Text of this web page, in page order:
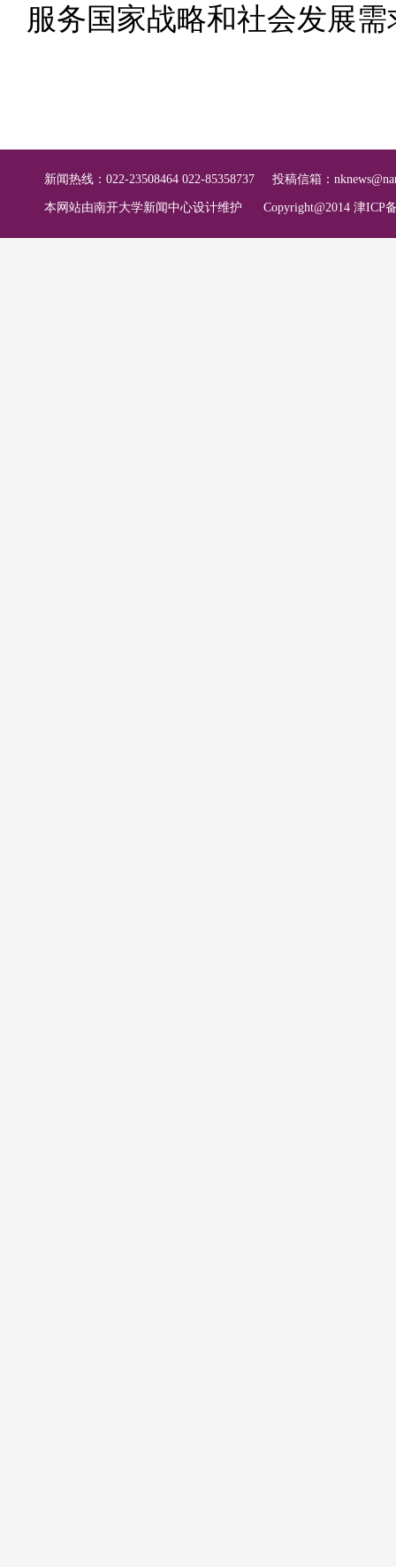
服务国家战略和社会发展
新闻热线：022-23508464 022-85358737 投稿信箱：
本网站由南开大学新闻中心设计维护 Copyright@2014 津ICP